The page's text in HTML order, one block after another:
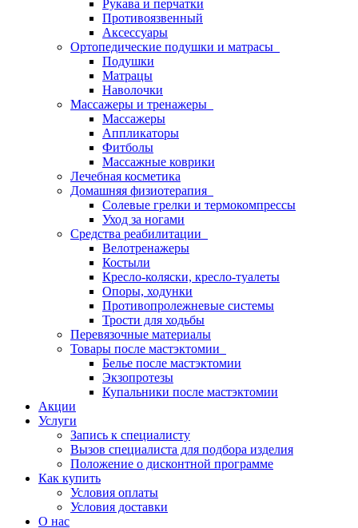
Рукава и перчатки
Противоязвенный
Аксессуары
Ортопедические подушки и матрасы
Подушки
Матрацы
Наволочки
Массажеры и тренажеры
Массажеры
Аппликаторы
Фитболы
Массажные коврики
Лечебная косметика
Домашняя физиотерапия
Солевые грелки и термокомпрессы
Уход за ногами
Средства реабилитации
Велотренажеры
Костыли
Кресло-коляски, кресло-туалеты
Опоры, ходунки
Противопролежневые системы
Трости для ходьбы
Перевязочные материалы
Товары после мастэктомии
Белье после мастэктомии
Экзопротезы
Купальники после мастэктомии
Акции
Услуги
Запись к специалисту
Вызов специалиста для подбора изделия
Положение о дисконтной программе
Как купить
Условия оплаты
Условия доставки
О нас